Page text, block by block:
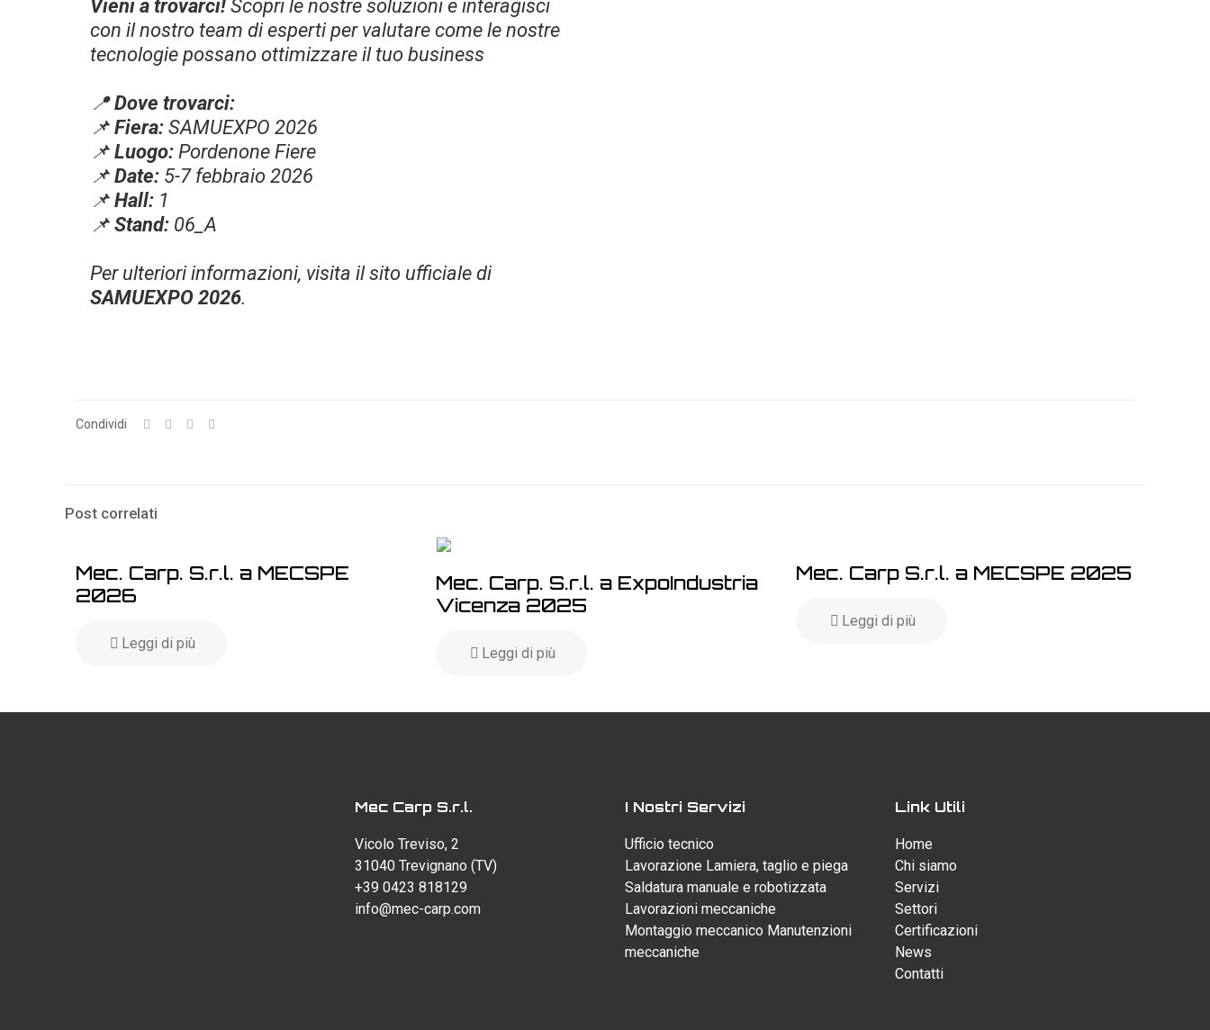
Vieni a trovarci! Scopri le nostre soluzioni e interagisci
con il nostro team di esperti per valutare come le nostre
tecnologie possano ottimizzare il tuo business
📍Dove trovarci:
📌 Fiera: SAMUEXPO 2026
📌 Luogo: Pordenone Fiere
📌 Date: 5-7 febbraio 2026
📌 Hall: 1
📌 Stand: 06_A
Per ulteriori informazioni, visita il sito ufficiale di
SAMUEXPO 2026.
Condividi
Post correlati
Mec. Carp. S.r.l. a MECSPE
2026
Leggi di più
Mec. Carp. S.r.l. a ExpoIndustria
Vicenza 2025
Leggi di più
Mec. Carp S.r.l. a MECSPE 2025
Leggi di più
Mec Carp S.r.l.
Vicolo Treviso, 2
31040 Trevignano (TV)
+39 0423 818129
info@mec-carp.com
I Nostri Servizi
Ufficio tecnico
Lavorazione Lamiera, taglio e piega
Saldatura manuale e robotizzata
Lavorazioni meccaniche
Montaggio meccanico Manutenzioni
meccaniche
Link Utili
Home
Chi siamo
Servizi
Settori
Certificazioni
News
Contatti